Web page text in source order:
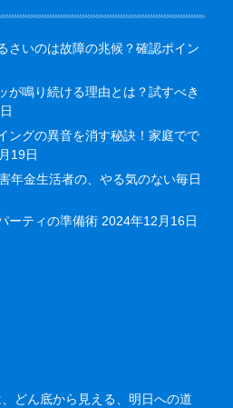
さいのは故障の兆候？確認ポイン
が鳴り続ける理由とは？試すべき
ングの異音を消す秘訣！家庭でで
19日
年金生活者の、やる気のない毎日
ーティの準備術 2024年12月16日
どん底から見える、明日への道